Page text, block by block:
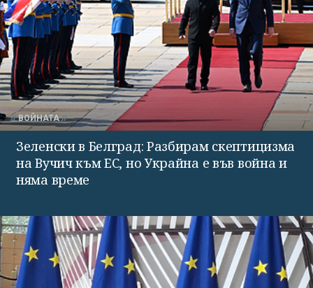
ВОЙНАТА
Зеленски в Белград: Разбирам скептицизма
на Вучич към ЕС, но Украйна е във война и
няма време